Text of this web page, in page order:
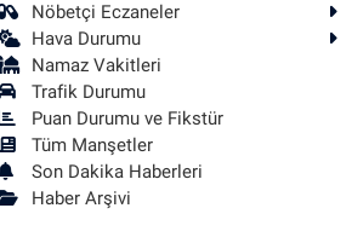
Nöbetçi Eczaneler
Hava Durumu
Namaz Vakitleri
Trafik Durumu
Puan Durumu ve Fikstür
Tüm Manşetler
Son Dakika Haberleri
Haber Arşivi